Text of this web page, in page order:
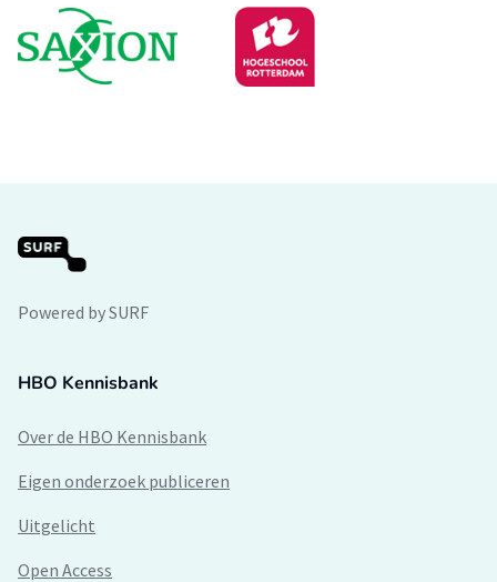
Powered by SURF
HBO Kennisbank
Over de HBO Kennisbank
Eigen onderzoek publiceren
Uitgelicht
Open Access